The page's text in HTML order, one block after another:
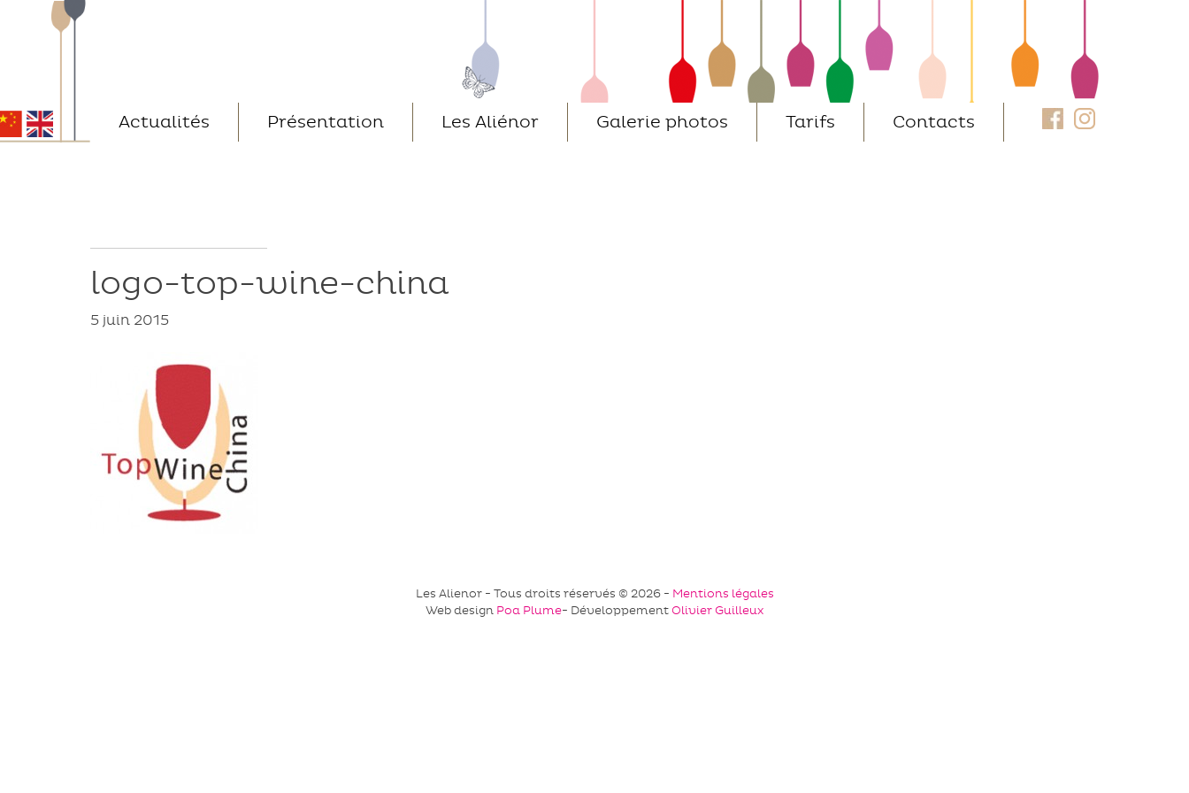
Actualités Présentation Les Aliénor Galerie photos Tarifs Contacts Facebook
logo-top-wine-china
5 juin 2015
Les Alienor - Tous droits réservés © 2026 - Mentions légales
Web design Poa Plume- Développement Olivier Guilleux